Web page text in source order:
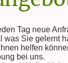
Tag neue
was Sie gelernt
helfen
bei uns.